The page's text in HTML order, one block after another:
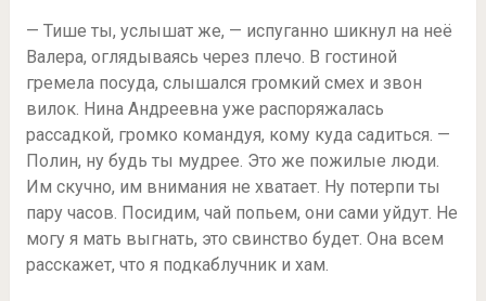
— Тише ты, услышат же, — испуганно шикнул на неё
Валера, оглядываясь через плечо. В гостиной
гремела посуда, слышался громкий смех и звон
вилок. Нина Андреевна уже распоряжалась
рассадкой, громко командуя, кому куда садиться. —
Полин, ну будь ты мудрее. Это же пожилые люди.
Им скучно, им внимания не хватает. Ну потерпи ты
пару часов. Посидим, чай попьем, они сами уйдут. Не
могу я мать выгнать, это свинство будет. Она всем
расскажет, что я подкаблучник и хам.